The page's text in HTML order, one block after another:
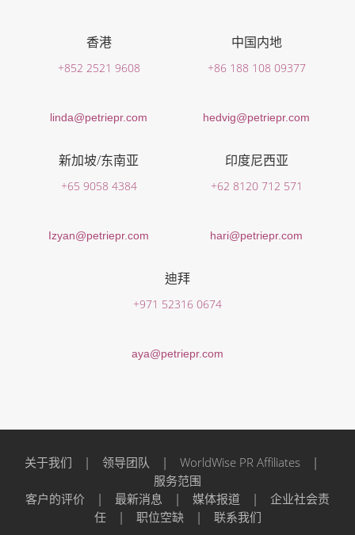
香港
+852 2521 9608
linda@petriepr.com
中国内地
+86 188 108 09377
hedvig@petriepr.com
新加坡/东南亚
+65 9058 4384
Izyan@petriepr.com
印度尼西亚
+62 8120 712 571
hari@petriepr.com
迪拜
+971 52316 0674
aya@petriepr.com
关于我们 | 领导团队 | WorldWise PR Affiliates |
服务范围
客户的评价 | 最新消息 | 媒体报道 | 企业社会责
任| 职位空缺| 联系我们